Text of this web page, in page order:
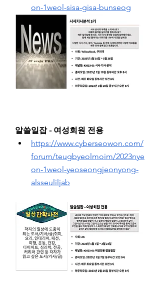
on-1weol-sisa-gisa-bunseog
알쓸일잡 - 여성회원 전용
https://www.cyberseowon.com/
forum/teugbyeolmoim/2023nye
on-1weol-yeoseongjeonyong-
alsseuliljab